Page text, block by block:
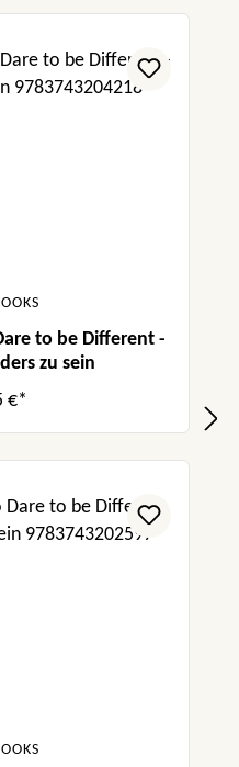
to be Different -
zu sein
€*